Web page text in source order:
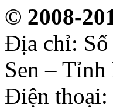
© 2008-
Địa chỉ:
Sen –
Điện thoại: